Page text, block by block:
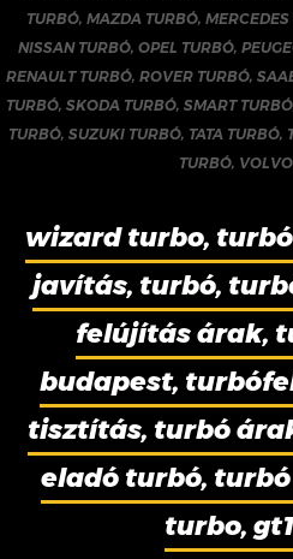
TURBÓ, MAZDA TURBÓ,
NISSAN TURBÓ, OPEL TURBÓ,
RENAULT TURBÓ,ROVER TURBÓ,
TURBÓ, SKODA TURBÓ, SMART TURBÓ
TURBÓ,SUZUKI TURBÓ, TATA TURBÓ,
TURBÓ,
wizard turbo,
javítás, turbó,
felújítás árak,
budapest,
tisztítás, turbó
eladó turbó,
turbo,